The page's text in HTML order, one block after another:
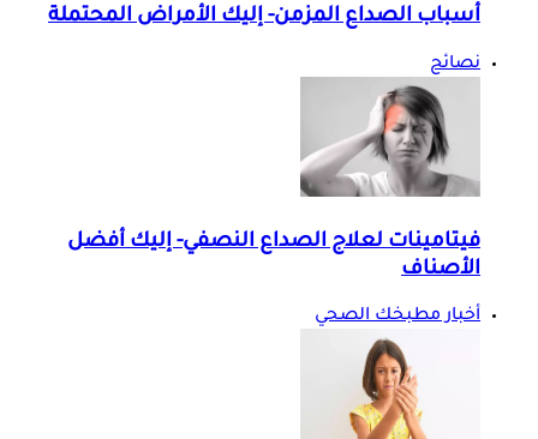
أسباب الصداع المزمن- إليك الأمراض المحتملة
نصائح
فيتامينات لعلاج الصداع النصفي- إليك أفضل
الأصناف
أخبار مطبخك الصحي